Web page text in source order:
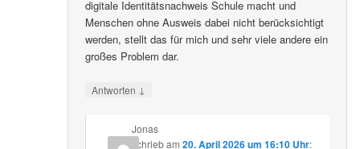
digitale Identitätsnachweis Schule macht und
Menschen ohne Ausweis dabei nicht berücksichtigt
werden, stellt das für mich und sehr viele andere ein
großes Problem dar.
Antworten ↓
Jonas
schriebam 20. April 2026 um 16:10 Uhr: